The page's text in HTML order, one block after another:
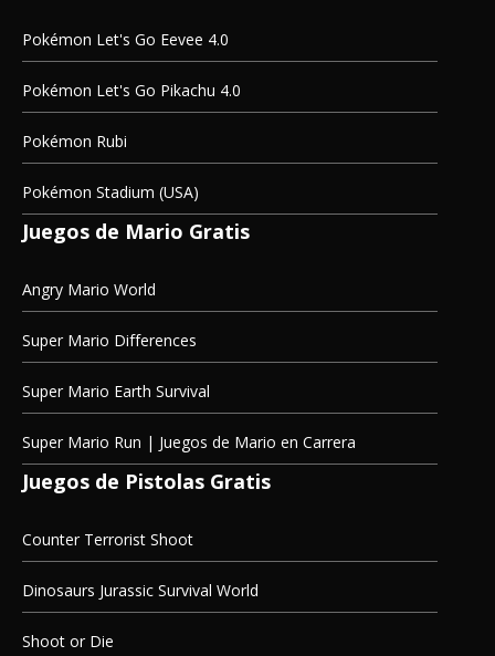
Pokémon Let's Go Eevee 4.0
Pokémon Let's Go Pikachu 4.0
Pokémon Rubi
Pokémon Stadium (USA)
Juegos de Mario Gratis
Angry Mario World
Super Mario Differences
Super Mario Earth Survival
Super Mario Run | Juegos de Mario en Carrera
Juegos de Pistolas Gratis
Counter Terrorist Shoot
Dinosaurs Jurassic Survival World
Shoot or Die